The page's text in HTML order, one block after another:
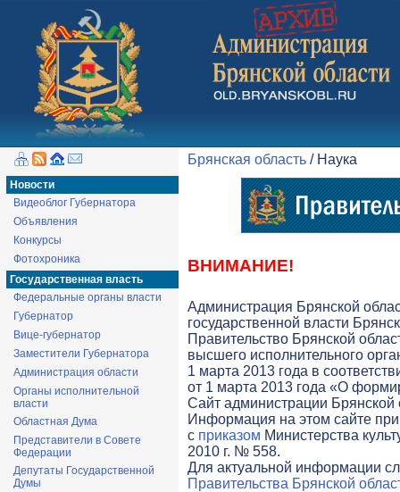
Новости
Видеоблог Губернатора
Объявления
Конкурсы
Фотохроника
Государственная власть
Федеральные органы власти
Губернатор
Вице-губернатор
Заместители Губернатора
Администрация области
Органы исполнительной
власти
Областная Дума
Представители в Совете
Федерации
Депутаты Государственной
Думы
Брянская область / Наука
ВНИМАНИЕ!
Администрация Брянской
государственной власти
Правительство Брянской
высшего исполнительного
1 марта 2013 года в
от 1 марта 2013 года «О
Cайт администрации Брянской
Информация на этом сайте
с приказом Министерства
2010 г. № 558.
Для актуальной информации
Правительства Брянской